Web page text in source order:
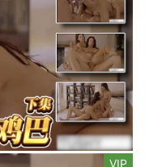
VIP